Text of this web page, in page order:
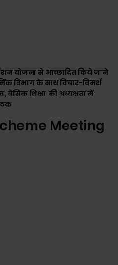
पेंशन योजना से आच्छादित किये जाने
विभाग के साथ विचार-विमर्श
शिक्षा की अध्यक्षता में
Meeting